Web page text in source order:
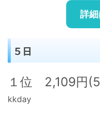
詳
５日
１位 2,109円
kkday